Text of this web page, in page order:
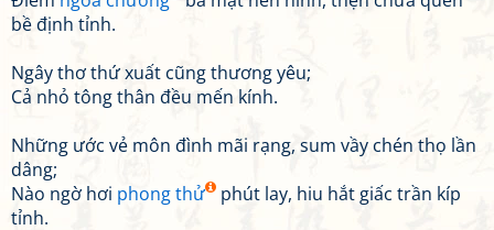
bề định tỉnh.
Ngây thơ thứ xuất cũng thương yêu;
Cả nhỏ tông thân đều mến kính.
Những ước vẻ môn đình mãi rạng, sum vầy chén thọ lần
dâng;
Nào ngờ hơi phong thử
phút lay, hiu hắt giấc trần kíp
tỉnh.